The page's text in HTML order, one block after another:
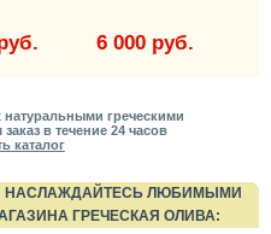
6 000 руб.
натуральными греческими
в течение 24 часов
каталог
НАСЛАЖДАЙТЕСЬ ЛЮБИМЫМИ
ГРЕЧЕСКАЯ ОЛИВА: